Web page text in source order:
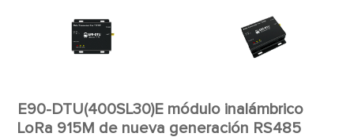
E90-DTU(400SL30)E módulo inalámbrico
LoRa 915M de nueva generación RS485